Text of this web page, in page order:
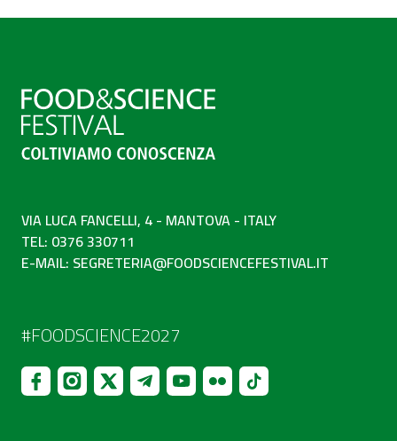
VIA LUCA FANCELLI, 4 - MANTOVA - ITALY
TEL: 0376 330711
E-MAIL: SEGRETERIA@FOODSCIENCEFESTIVAL.IT
#FOODSCIENCE2027